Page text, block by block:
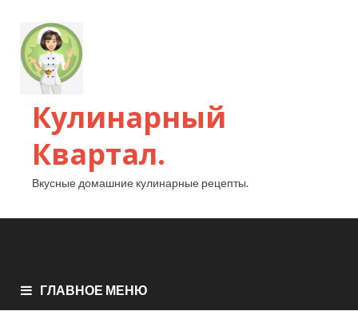
Кулинарный
Квартал.
Вкусные домашние кулинарные рецепты.
ГЛАВНОЕ МЕНЮ